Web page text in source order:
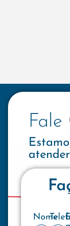
Fale
atender
Nome